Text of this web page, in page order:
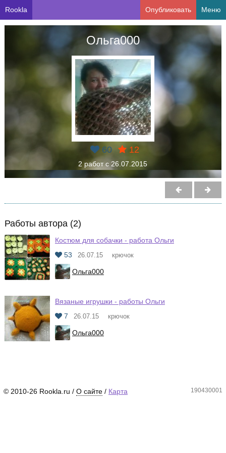
Rookla Опубликовать Меню
Ольга000
60 12
2 работ с 26.07.2015
Работы автора (2)
Костюм для собачки - работа Ольги
53
26.07.15 крючок
Ольга000
Вязаные игрушки - работы Ольги
7
26.07.15 крючок
Ольга000
© 2010-26 Rookla.ru / О сайте / Карта 190430001